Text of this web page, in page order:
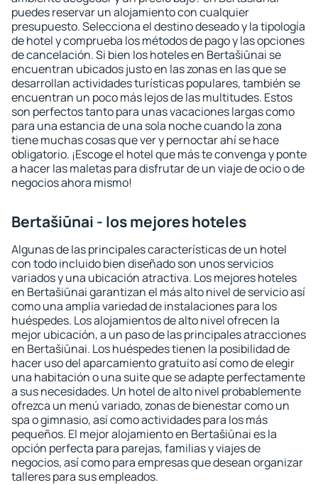
puedes reservar un alojamiento con cualquier
presupuesto. Selecciona el destino deseado y la tipología
de hotel y comprueba los métodos de pago y las opciones
de cancelación. Si bien los hoteles en Bertašiūnai se
encuentran ubicados justo en las zonas en las que se
desarrollan actividades turísticas populares, también se
encuentran un poco más lejos de las multitudes. Estos
son perfectos tanto para unas vacaciones largas como
para una estancia de una sola noche cuando la zona
tiene muchas cosas que ver y pernoctar ahí se hace
obligatorio. ¡Escoge el hotel que más te convenga y ponte
a hacer las maletas para disfrutar de un viaje de ocio o de
negocios ahora mismo!
Bertašiūnai - los mejores hoteles
Algunas de las principales características de un hotel
con todo incluido bien diseñado son unos servicios
variados y una ubicación atractiva. Los mejores hoteles
en Bertašiūnai garantizan el más alto nivel de servicio así
como una amplia variedad de instalaciones para los
huéspedes. Los alojamientos de alto nivel ofrecen la
mejor ubicación, a un paso de las principales atracciones
en Bertašiūnai. Los huéspedes tienen la posibilidad de
hacer uso del aparcamiento gratuito así como de elegir
una habitación o una suite que se adapte perfectamente
a sus necesidades. Un hotel de alto nivel probablemente
ofrezca un menú variado, zonas de bienestar como un
spa o gimnasio, así como actividades para los más
pequeños. El mejor alojamiento en Bertašiūnai es la
opción perfecta para parejas, familias y viajes de
negocios, así como para empresas que desean organizar
talleres para sus empleados.